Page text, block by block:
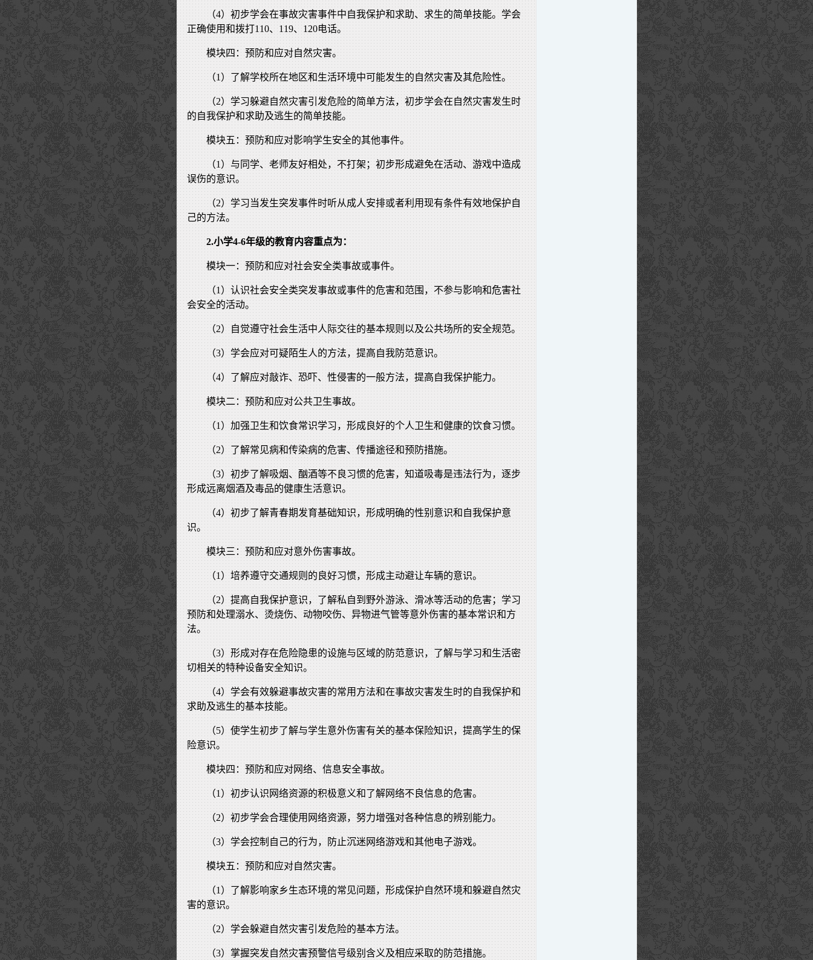
（4）初步学会在事故灾害事件中自我保护和求助、求生的简单技能。学会
正确使用和拨打110、119、120电话。
模块四：预防和应对自然灾害。
（1）了解学校所在地区和生活环境中可能发生的自然灾害及其危险性。
（2）学习躲避自然灾害引发危险的简单方法，初步学会在自然灾害发生时
的自我保护和求助及逃生的简单技能。
模块五：预防和应对影响学生安全的其他事件。
（1）与同学、老师友好相处，不打架；初步形成避免在活动、游戏中造成
误伤的意识。
（2）学习当发生突发事件时听从成人安排或者利用现有条件有效地保护自
己的方法。
2.小学4-6年级的教育内容重点为：
模块一：预防和应对社会安全类事故或事件。
（1）认识社会安全类突发事故或事件的危害和范围，不参与影响和危害社
会安全的活动。
（2）自觉遵守社会生活中人际交往的基本规则以及公共场所的安全规范。
（3）学会应对可疑陌生人的方法，提高自我防范意识。
（4）了解应对敲诈、恐吓、性侵害的一般方法，提高自我保护能力。
模块二：预防和应对公共卫生事故。
（1）加强卫生和饮食常识学习，形成良好的个人卫生和健康的饮食习惯。
（2）了解常见病和传染病的危害、传播途径和预防措施。
（3）初步了解吸烟、酗酒等不良习惯的危害，知道吸毒是违法行为，逐步
形成远离烟酒及毒品的健康生活意识。
（4）初步了解青春期发育基础知识，形成明确的性别意识和自我保护意
识。
模块三：预防和应对意外伤害事故。
（1）培养遵守交通规则的良好习惯，形成主动避让车辆的意识。
（2）提高自我保护意识，了解私自到野外游泳、滑冰等活动的危害；学习
预防和处理溺水、烫烧伤、动物咬伤、异物进气管等意外伤害的基本常识和方
法。
（3）形成对存在危险隐患的设施与区域的防范意识，了解与学习和生活密
切相关的特种设备安全知识。
（4）学会有效躲避事故灾害的常用方法和在事故灾害发生时的自我保护和
求助及逃生的基本技能。
（5）使学生初步了解与学生意外伤害有关的基本保险知识，提高学生的保
险意识。
模块四：预防和应对网络、信息安全事故。
（1）初步认识网络资源的积极意义和了解网络不良信息的危害。
（2）初步学会合理使用网络资源，努力增强对各种信息的辨别能力。
（3）学会控制自己的行为，防止沉迷网络游戏和其他电子游戏。
模块五：预防和应对自然灾害。
（1）了解影响家乡生态环境的常见问题，形成保护自然环境和躲避自然灾
害的意识。
（2）学会躲避自然灾害引发危险的基本方法。
（3）掌握突发自然灾害预警信号级别含义及相应采取的防范措施。